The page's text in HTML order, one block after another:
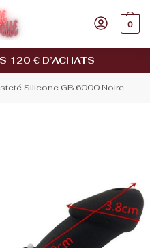
0
120 € D’ACHATS
Silicone GB 6000 Noire